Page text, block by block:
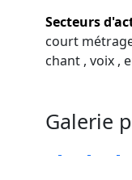
Secteurs
court
chant , voix ,
Galerie